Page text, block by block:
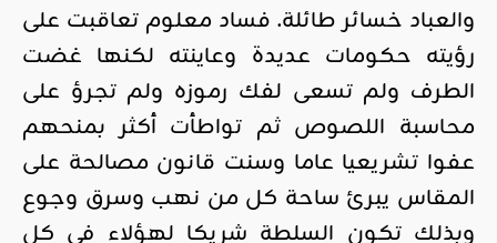
والعباد خسائر طائلة. فساد معلوم تعاقبت على
رؤيته حكومات عديدة وعاينته لكنها غضت
الطرف ولم تسعى لفك رموزه ولم تجرؤ على
محاسبة اللصوص ثم تواطأت أكثر بمنحهم
عفوا تشريعيا عاما وسنت قانون مصالحة على
المقاس يبرئ ساحة كل من نهب وسرق وجوع
وبذلك تكون السلطة شريكا لهؤلاء في كل